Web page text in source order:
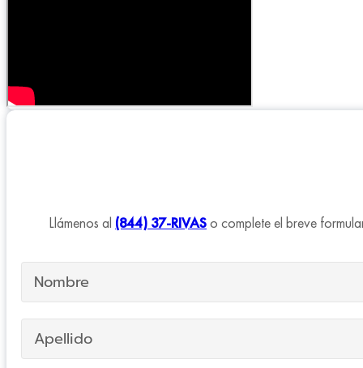
Llámenos al (844) 37-RIVASo complete el breve